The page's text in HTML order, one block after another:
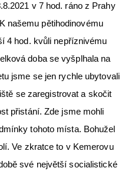
v 7 hod. ráno z Prahy
našemu pětihodinovému
4 hod. kvůli nepříznivému
doba se vyšplhala na
jsme se jen rychle ubytovali
se zaregistrovat a skočit
přistání. Zde jsme mohli
tohoto místa. Bohužel
Ve zkratce to v Kemerovu
své největší socialistické